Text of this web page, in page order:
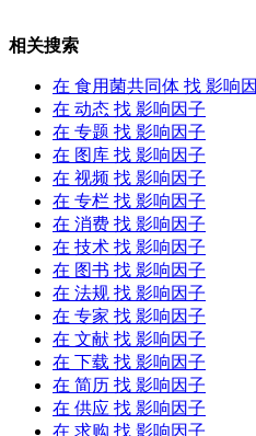
相关搜索
在 食用菌共同体 找 影响
在 动态 找 影响因子
在 专题 找 影响因子
在 图库 找 影响因子
在 视频 找 影响因子
在 专栏 找 影响因子
在 消费 找 影响因子
在 技术 找 影响因子
在 图书 找 影响因子
在 法规 找 影响因子
在 专家 找 影响因子
在 文献 找 影响因子
在 下载 找 影响因子
在 简历 找 影响因子
在 供应 找 影响因子
在 求购 找 影响因子